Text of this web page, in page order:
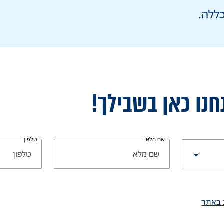
כאן בשבילך!
שם מלא טלפון
באתר